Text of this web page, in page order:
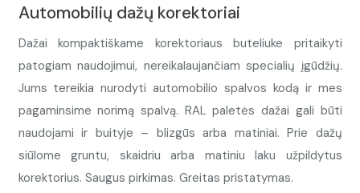
Automobilių dažų korektoriai
Dažai kompaktiškame korektoriaus buteliuke pritaikyti
patogiam naudojimui, nereikalaujančiam specialių įgūdžių.
Jums tereikia nurodyti automobilio spalvos kodą ir mes
pagaminsime norimą spalvą. RAL paletės dažai gali būti
naudojami ir buityje – blizgūs arba matiniai. Prie dažų
siūlome gruntu, skaidriu arba matiniu laku užpildytus
korektorius. Saugus pirkimas. Greitas pristatymas.